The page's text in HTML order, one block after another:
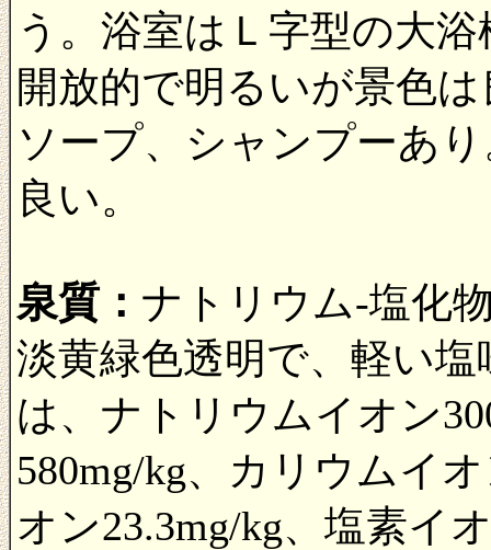
う。浴室はＬ字型の大
開放的で明るいが景色
ソープ、シャンプーあ
良い。
泉質： ナトリウム-塩化
淡黄緑色透明で、軽い
は、ナトリウムイオン
580mg/kg、カリウムイ
オン23.3mg/kg、塩素イ